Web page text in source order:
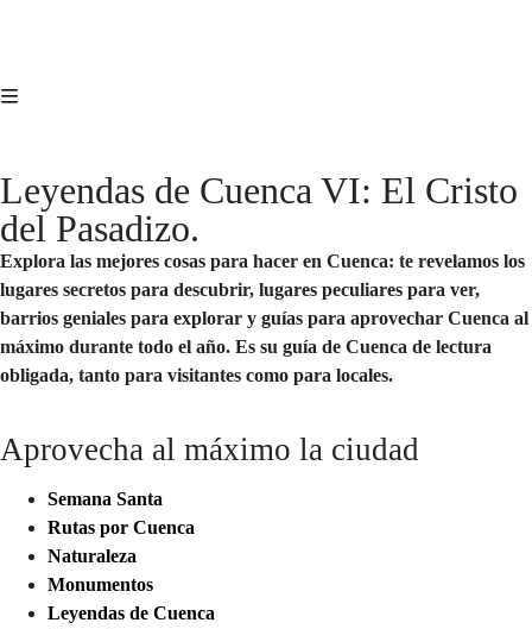
Leyendas de Cuenca VI: El Cristo
del Pasadizo.
Explora las mejores cosas para hacer en Cuenca: te revelamos los
lugares secretos para descubrir, lugares peculiares para ver,
barrios geniales para explorar y guías para aprovechar Cuenca al
máximo durante todo el año. Es su guía de Cuenca de lectura
obligada, tanto para visitantes como para locales.
Aprovecha al máximo la ciudad
Semana Santa
Rutas por Cuenca
Naturaleza
Monumentos
Leyendas de Cuenca